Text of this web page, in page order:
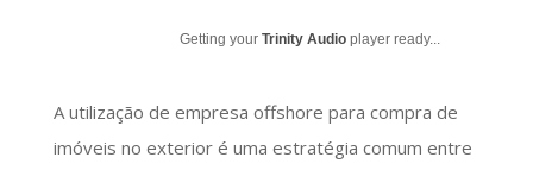
Getting your Trinity Audioplayer ready...
A utilização de empresa offshore para compra de
imóveis no exterior é uma estratégia comum entre